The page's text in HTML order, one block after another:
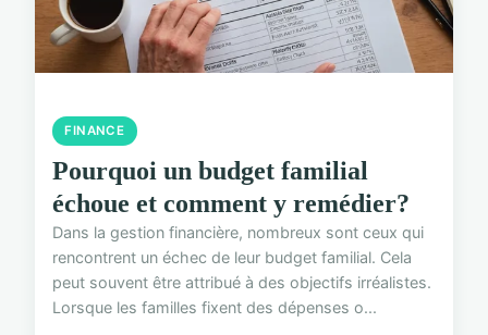
FINANCE
Pourquoi un budget familial
échoue et comment y remédier?
Dans la gestion financière, nombreux sont ceux qui
rencontrent un échec de leur budget familial. Cela
peut souvent être attribué à des objectifs irréalistes.
Lorsque les familles fixent des dépenses o...